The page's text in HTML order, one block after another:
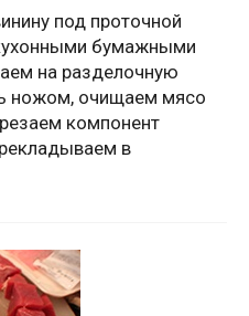
под проточной
бумажными
на разделочную
ножом, очищаем мясо
компонент
в